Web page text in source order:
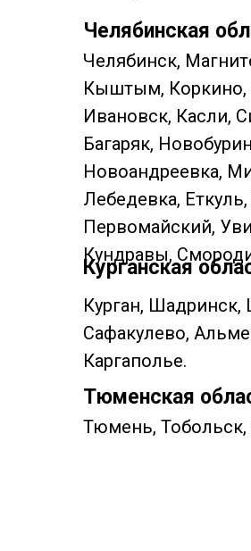
Челябинская
Курганская
Тюменская
Челябинск,
Кыштым, Коркино,
Ивановск, Касли,
Багаряк,
Новоандреевка,
Лебедевка,
Первомайский,
Кундравы,
Курган,
Сафакулево,
Каргаполье.
Тюмень,